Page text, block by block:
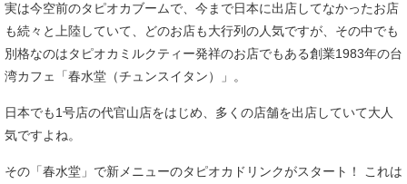
実は今空前のタピオカブームで、今まで日本に出店してなかったお店
も続々と上陸していて、どのお店も大行列の人気ですが、その中でも
別格なのはタピオカミルクティー発祥のお店でもある創業1983年の台
湾カフェ「春水堂（チュンスイタン）」。
日本でも1号店の代官山店をはじめ、多くの店舗を出店していて大人
気ですよね。
その「春水堂」で新メニューのタピオカドリンクがスタート！ これは